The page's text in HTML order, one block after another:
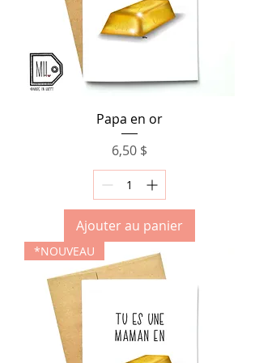
Papa en or
Prix
6,50 $
Ajouter au panier
*NOUVEAU